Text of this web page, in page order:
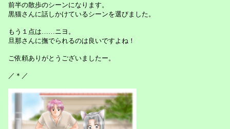
前半の散歩のシーンになります。
黒猫さんに話しかけているシーンを選びました。
もう１点は……ニヨ。
旦那さんに撫でられるのは良いですよね！
ご依頼ありがとうございましたー。
／＊／